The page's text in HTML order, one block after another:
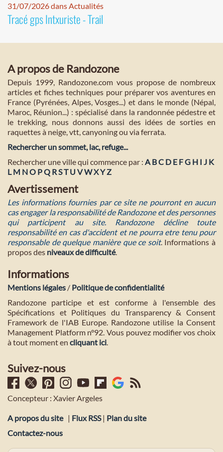
31/07/2026 dans Actualités
Tracé gps Intxuriste - Trail
A propos de Randozone
Depuis 1999, Randozone.com vous propose de nombreux
articles et fiches techniques pour préparer vos aventures en
France (Pyrénées, Alpes, Vosges...) et dans le monde (Népal,
Maroc, Réunion...) : spécialisé dans la randonnée pédestre et
le trekking, nous donnons aussi des idées de sorties en
raquettes à neige, vtt, canyoning ou via ferrata.
Rechercher un sommet, lac, refuge...
Rechercher une ville qui commence par : A BC D E FG H I J K
L M NO PQ RST U VWXYZ
Avertissement
Les informations fournies par ce site ne pourront en aucun
cas engager la responsabilité de Randozone et des personnes
qui participent au site. Randozone décline toute
responsabilité en cas d'accident et ne pourra etre tenu pour
responsable de quelque manière que ce soit. Informations à
propos des niveaux de difficulté.
Informations
Mentions légales / Politique de confidentialité
Randozone participe et est conforme à l'ensemble des
Spécifications et Politiques du Transparency & Consent
Framework de l'IAB Europe. Randozone utilise la Consent
Management Platform n°92. Vous pouvez modifier vos choix
à tout moment en cliquant ici.
Suivez-nous
Concepteur : Xavier Argeles
A propos du site | Flux RSS| Plan du site
Contactez-nous